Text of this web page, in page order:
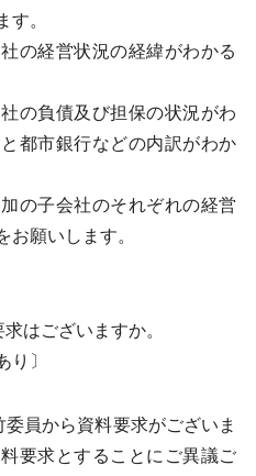
す。
の経営状況の経緯がわかる
の負債及び担保の状況がわ
都市銀行などの内訳がわか
の子会社のそれぞれの経営
お願いします。
はございますか。
〕
員から資料要求がございま
要求とすることにご異議ご